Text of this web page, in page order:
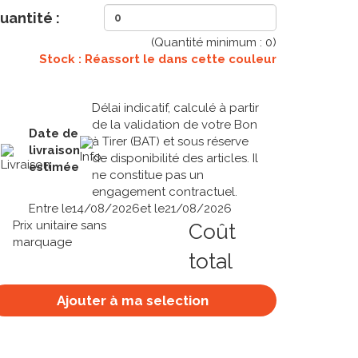
:
(Quantité minimum : 0)
Stock : Réassort le dans cette couleur
Date de
livraison
estimée
Délai indicatif, calculé à partir
de la validation de votre Bon
à Tirer (BAT) et sous réserve
de disponibilité des articles. Il
ne constitue pas un
engagement contractuel.
Entre le14/08/2026et le21/08/2026
Prix unitaire sans
marquage
Coût
total
Ajouter à ma selection